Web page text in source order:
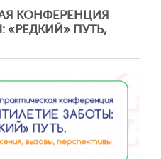
КОНФЕРЕНЦИЯ
«РЕДКИЙ» ПУТЬ,
Отправить